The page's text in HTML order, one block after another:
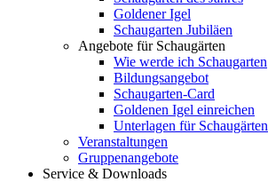
Goldener Igel
Schaugarten Jubiläen
Angebote für Schaugärten
Wie werde ich Schaugarten
Bildungsangebot
Schaugarten-Card
Goldenen Igel einreichen
Unterlagen für Schaugärten
Veranstaltungen
Gruppenangebote
Service & Downloads